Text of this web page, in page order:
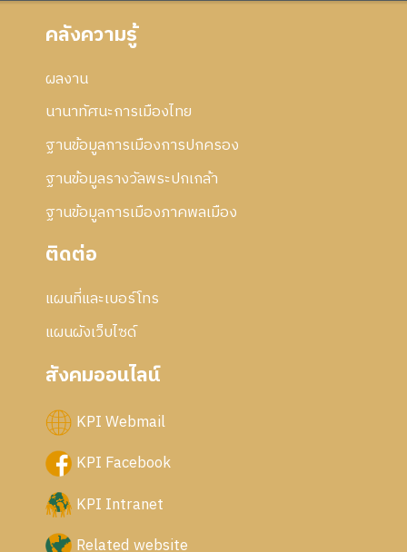
คลังความรู้
ผลงาน
นานาทัศนะการเมืองไทย
ฐานข้อมูลการเมืองการปกครอง
ฐานข้อมูลรางวัลพระปกเกล้า
ฐานข้อมูลการเมืองภาคพลเมือง
ติดต่อ
แผนที่และเบอร์โทร
แผนผังเว็บไซด์
สังคมออนไลน์
KPI Webmail
KPI Facebook
KPI Intranet
Related website